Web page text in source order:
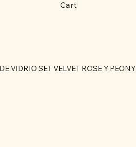
Cart
VIDRIO SET VELVET ROSE Y PEONY